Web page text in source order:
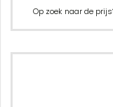
Op zoek naar de